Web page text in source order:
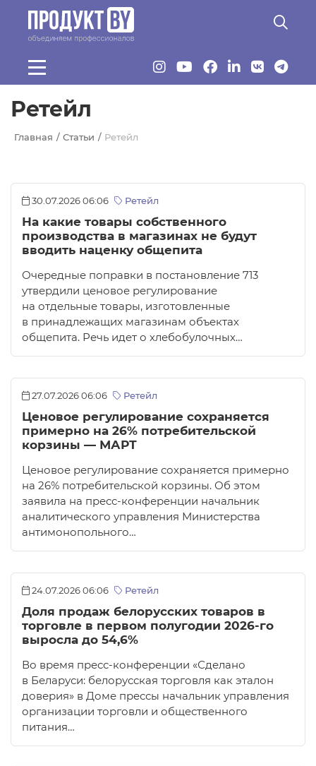
Перейти к основному содержанию
Ретейл
Главная Статьи Ретейл
30.07.2026 06:06 Ретейл
На какие товары собственного
производства в магазинах не будут
вводить наценку общепита
Очередные поправки в постановление 713
утвердили ценовое регулирование
на отдельные товары, изготовленные
в принадлежащих магазинам объектах
общепита. Речь идет о хлебобулочных…
27.07.2026 06:06 Ретейл
Ценовое регулирование сохраняется
примерно на 26% потребительской
корзины — МАРТ
Ценовое регулирование сохраняется примерно
на 26% потребительской корзины. Об этом
заявила на пресс-конференции начальник
аналитического управления Министерства
антимонопольного…
24.07.2026 06:06 Ретейл
Доля продаж белорусских товаров в
торговле в первом полугодии 2026-го
выросла до 54,6%
Во время пресс-конференции «Сделано
в Беларуси: белорусская торговля как эталон
доверия» в Доме прессы начальник управления
организации торговли и общественного
питания…